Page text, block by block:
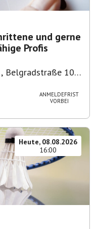
und gerne
Profis
, Belgradstraße 104,
ANMELDEFRIST
VORBEI
Heute, 08.08.2026
16:00